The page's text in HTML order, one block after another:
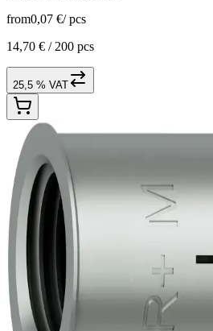
from0,07 €/ pcs
14,70 € / 200 pcs
25,5 % VAT